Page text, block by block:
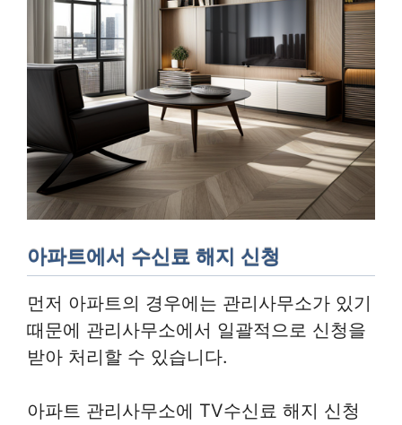
아파트에서 수신료 해지 신청
먼저 아파트의 경우에는 관리사무소가 있기
때문에 관리사무소에서 일괄적으로 신청을
받아 처리할 수 있습니다.
아파트 관리사무소에 TV수신료 해지 신청